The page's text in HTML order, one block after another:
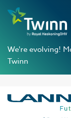
We're evolving!
Twinn